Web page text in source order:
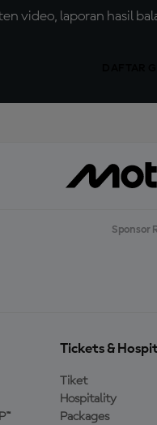
video, laporan hasil
Sponsor
Tickets &
Tiket
Hospitality
Packages